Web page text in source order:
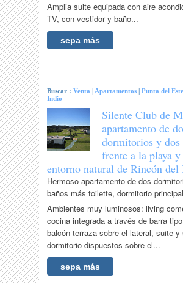
Amplia suite equipada con aire
TV, con vestidor y baño...
sepa más
Buscar :Venta |Apartamentos |Punta del Este
Indio
Silente Club de
apartamento de
dormitorios y dos
frente a la playa y
entorno natural de Rincón del
Hermoso apartamento de dos
baños más toilette, dormitorio
Ambientes muy luminosos: living
cocina integrada a través de barra
balcón terraza sobre el lateral, suite y
dormitorio dispuestos sobre el...
sepa más